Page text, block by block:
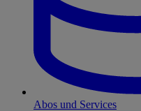
Abos und Services